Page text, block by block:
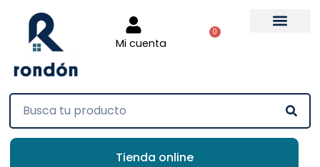
Mi cuenta
0
Tienda online